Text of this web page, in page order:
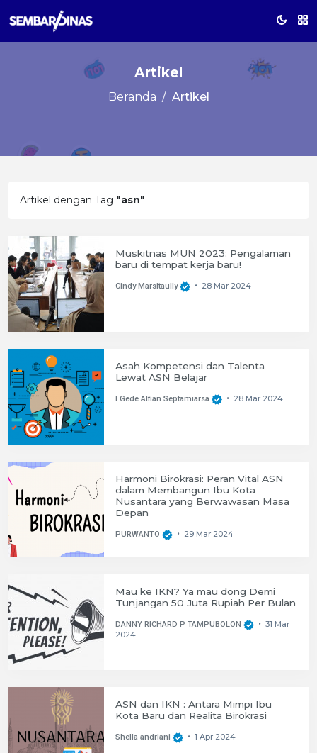
Artikel
Beranda Artikel
Artikel dengan Tag "asn"
Muskitnas MUN 2023: Pengalaman
baru di tempat kerja baru!
Cindy Marsitaully • 28 Mar 2024
Asah Kompetensi dan Talenta
Lewat ASN Belajar
I Gede Alfian Septamiarsa • 28 Mar 2024
Harmoni Birokrasi: Peran Vital ASN
dalam Membangun Ibu Kota
Nusantara yang Berwawasan Masa
Depan
PURWANTO • 29 Mar 2024
Mau ke IKN? Ya mau dong Demi
Tunjangan 50 Juta Rupiah Per Bulan
DANNY RICHARD P TAMPUBOLON • 31 Mar
2024
ASN dan IKN : Antara Mimpi Ibu
Kota Baru dan Realita Birokrasi
Shella andriani • 1 Apr 2024